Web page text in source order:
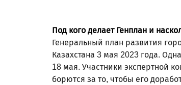
Под кого делает Генплан и
Генеральный план развития
Казахстана 3 мая 2023 года.
18 мая. Участники экспертной
борются за то, чтобы его